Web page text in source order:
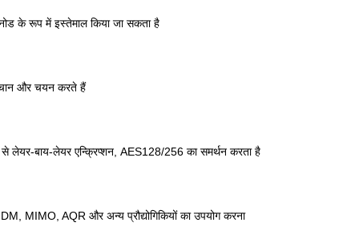
नोड के रूप में इस्तेमाल किया जा सकता है
और चयन करते हैं
लेयर-बाय-लेयर एन्क्रिप्शन, AES128/256 का समर्थन करता है
MIMO, AQR और अन्य प्रौद्योगिकियों का उपयोग करना